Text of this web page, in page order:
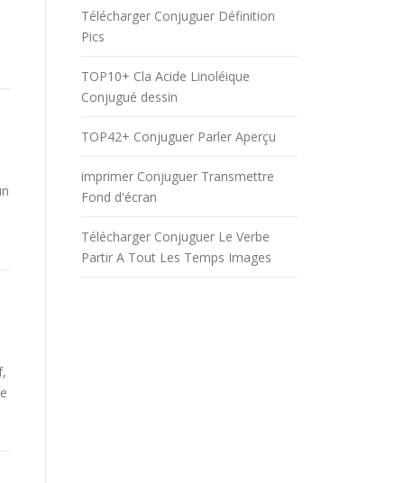
Télécharger Conjuguer Définition
Pics
TOP10+ Cla Acide Linoléique
Conjugué dessin
TOP42+ Conjuguer Parler Aperçu
imprimer Conjuguer Transmettre
Fond d'écran
Télécharger Conjuguer Le Verbe
Partir A Tout Les Temps Images